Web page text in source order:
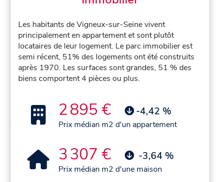
Les habitants de Vigneux-sur-Seine vivent
principalement en appartement et sont plutôt
locataires de leur logement. Le parc immobilier est
semi récent, 51% des logements ont été construits
après 1970. Les surfaces sont grandes, 51 % des
biens comportent 4 pièces ou plus.
2 895 € -4,42 %
Prix médian m2 d'un appartement
3 307 € -3,64 %
Prix médian m2 d'une maison